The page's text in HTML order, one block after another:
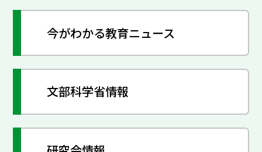
今がわかる教育ニュース
文部科学省情報